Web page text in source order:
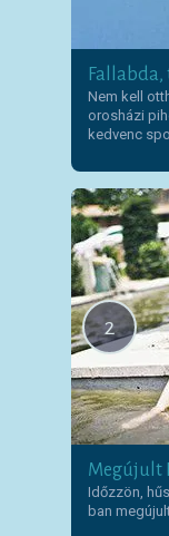
Fallabda,
Nem kell
orosházi
kedvenc
2
Megújult
Időzzön,
ban